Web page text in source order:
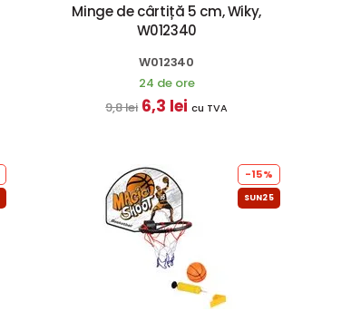
Minge de cârtiță 5 cm, Wiky,
W012340
W012340
24 de ore
9,8 lei 6,3 lei cu TVA
-15%
SUN25